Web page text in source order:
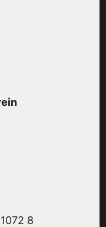
8